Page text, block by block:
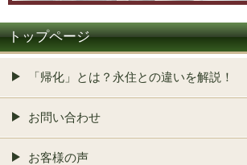
トップページ
「帰化」とは？永住との違いを解説！
お問い合わせ
お客様の声